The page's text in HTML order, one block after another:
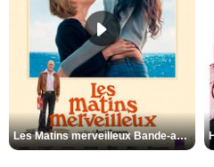
Les Matins merveilleux Bande-annonce VF